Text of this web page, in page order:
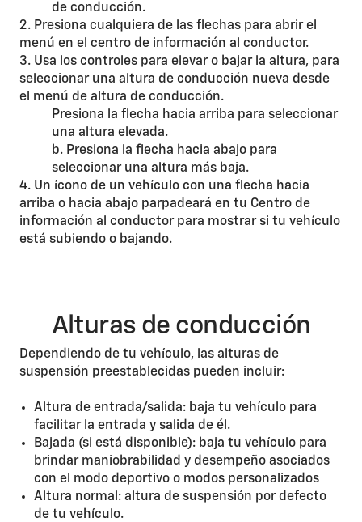
de conducción.
2. Presiona cualquiera de las flechas para abrir el
menú en el centro de información al conductor.
3. Usa los controles para elevar o bajar la altura, para
seleccionar una altura de conducción nueva desde
el menú de altura de conducción.
Presiona la flecha hacia arriba para seleccionar
una altura elevada.
b. Presiona la flecha hacia abajo para
seleccionar una altura más baja.
4. Un ícono de un vehículo con una flecha hacia
arriba o hacia abajo parpadeará en tu Centro de
información al conductor para mostrar si tu vehículo
está subiendo o bajando.
Alturas de conducción
Dependiendo de tu vehículo, las alturas de
suspensión preestablecidas pueden incluir:
Altura de entrada/salida: baja tu vehículo para
facilitar la entrada y salida de él.
Bajada (si está disponible): baja tu vehículo para
brindar maniobrabilidad y desempeño asociados
con el modo deportivo o modos personalizados
Altura normal: altura de suspensión por defecto
de tu vehículo.